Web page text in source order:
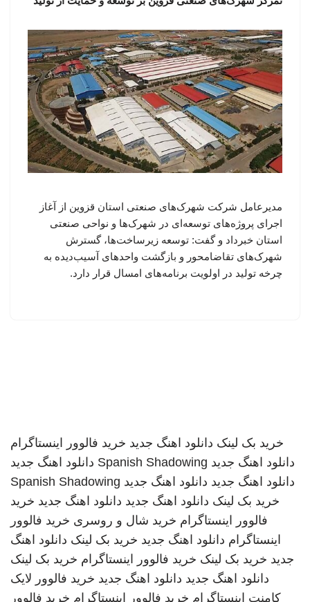
مدیرعامل شرکت شهرک‌های صنعتی استان قزوین از آغاز
اجرای پروژه‌های توسعه‌ای در شهرک‌ها و نواحی صنعتی
استان خبرداد و گفت: توسعه زیرساخت‌ها، گسترش
شهرک‌های تقاضامحور و بازگشت واحدهای آسیب‌دیده به
چرخه تولید در اولویت برنامه‌های امسال قرار دارد.
خرید بک لینک دانلود اهنگ جدید خرید فالوور اینستاگرام
دانلود اهنگ جدید Spanish Shadowing دانلود اهنگ جدید
دانلود اهنگ جدید دانلود اهنگ جدید Spanish Shadowing
خرید بک لینک دانلود اهنگ جدید دانلود اهنگ جدید خرید
فالوور اینستاگرام خرید شال و روسری خرید فالوور
اینستاگرام دانلود اهنگ جدید خرید بک لینک دانلود اهنگ
جدید خرید بک لینک خرید فالوور اینستاگرام خرید بک لینک
دانلود اهنگ جدید دانلود اهنگ جدید خرید فالوور لایک
کامنت اینستاگرام خرید فالوور اینستاگرام خرید فالوور